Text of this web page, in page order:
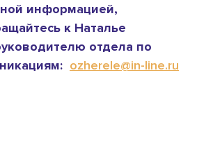
информацией,
к Наталье
отдела по
ozherele@in-line.ru